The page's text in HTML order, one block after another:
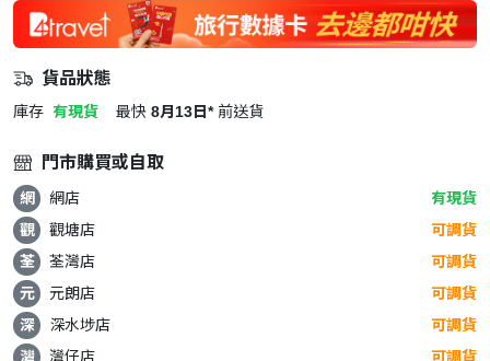
貨品狀態
庫存 有現貨 最快 8月13日* 前送貨
門市購買或自取
網 網店
有現貨
觀
觀塘店
可調貨
荃
荃灣店
可調貨
元
元朗店
可調貨
深
深水埗店
可調貨
灣
灣仔店
可調貨